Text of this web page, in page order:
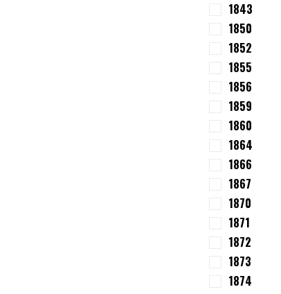
1843
1850
1852
1855
1856
1859
1860
1864
1866
1867
1870
1871
1872
1873
1874